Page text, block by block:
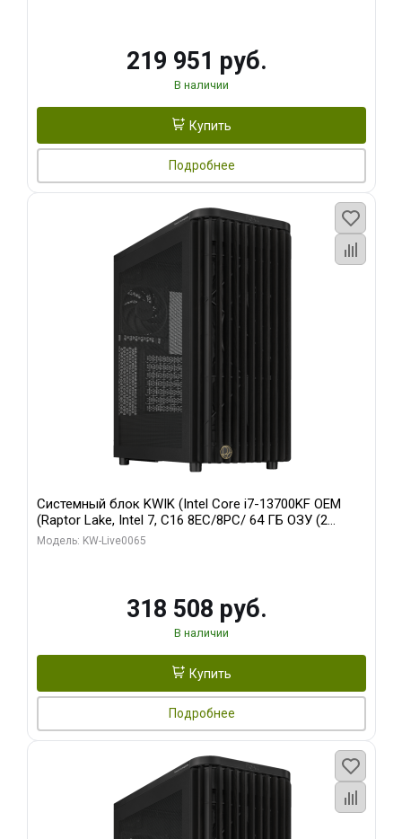
219 951 руб.
В наличии
Купить
Подробнее
Системный блок KWIK (Intel Core i7-13700KF OEM
(Raptor Lake, Intel 7, C16 8EC/8PC/ 64 ГБ ОЗУ (2
модуля)/ ASUS RTX5080 PROART OC 16GB GDDR7
Модель: KW-Live0065
318 508 руб.
В наличии
Купить
Подробнее